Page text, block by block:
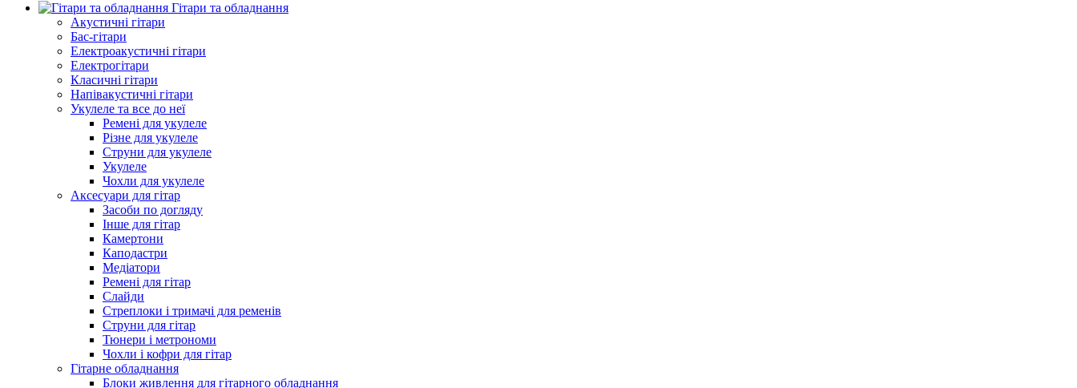
Гітари та обладнання
Акустичні гітари
Бас-гітари
Електроакустичні гітари
Електрогітари
Класичні гітари
Напівакустичні гітари
Укулеле та все до неї
Ремені для укулеле
Різне для укулеле
Струни для укулеле
Укулеле
Чохли для укулеле
Аксесуари для гітар
Засоби по догляду
Інше для гітар
Камертони
Каподастри
Медіатори
Ремені для гітар
Слайди
Стреплоки і тримачі для ременів
Струни для гітар
Тюнери і метрономи
Чохли і кофри для гітар
Гітарне обладнання
Блоки живлення для гітарного обладнання